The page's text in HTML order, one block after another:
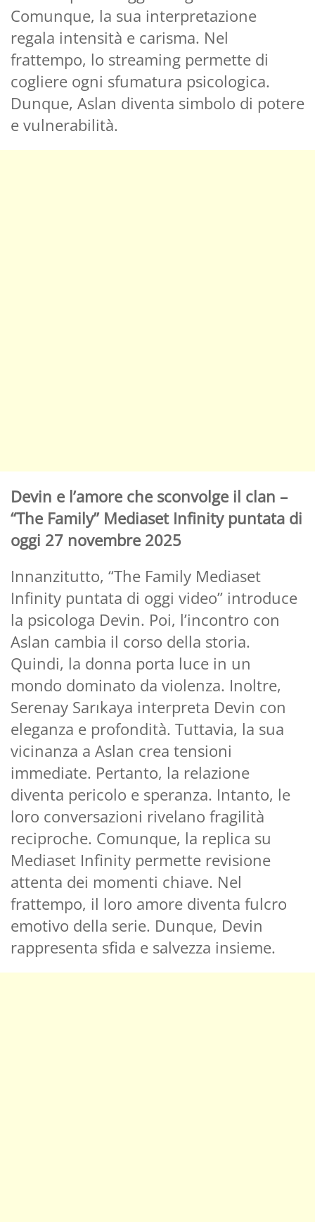
Comunque, la sua interpretazione
regala intensità e carisma. Nel
frattempo, lo streaming permette di
cogliere ogni sfumatura psicologica.
Dunque, Aslan diventa simbolo di potere
e vulnerabilità.
Devin e l’amore che sconvolge il clan –
“The Family” Mediaset Infinity puntata di
oggi 27 novembre 2025
Innanzitutto, “The Family Mediaset
Infinity puntata di oggi video” introduce
la psicologa Devin. Poi, l’incontro con
Aslan cambia il corso della storia.
Quindi, la donna porta luce in un
mondo dominato da violenza. Inoltre,
Serenay Sarıkaya interpreta Devin con
eleganza e profondità. Tuttavia, la sua
vicinanza a Aslan crea tensioni
immediate. Pertanto, la relazione
diventa pericolo e speranza. Intanto, le
loro conversazioni rivelano fragilità
reciproche. Comunque, la replica su
Mediaset Infinity permette revisione
attenta dei momenti chiave. Nel
frattempo, il loro amore diventa fulcro
emotivo della serie. Dunque, Devin
rappresenta sfida e salvezza insieme.